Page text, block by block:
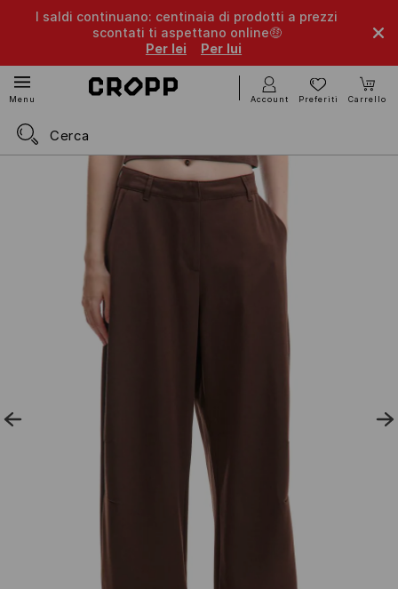
I saldi continuano: centinaia di prodotti a prezzi
scontati ti aspettano online🤑
Per lei
Per lui
Menu Account Preferiti Carrello